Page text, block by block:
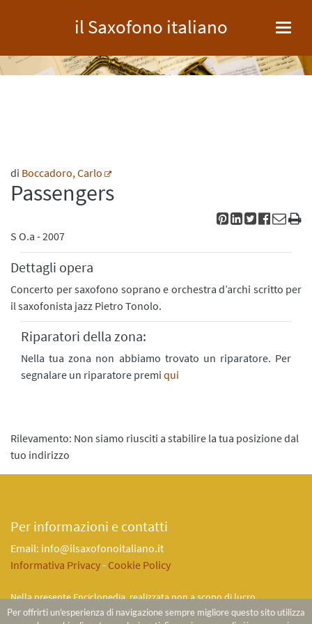
Per offrirti un'esperienza di navigazione sempre migliore questo sito utilizza
il Saxofono italiano
di Boccadoro, Carlo
Passengers
S O.a - 2007
Dettagli opera
Concerto per saxofono soprano e orchestra d’archi scritto per
il saxofonista jazz Pietro Tonolo.
Riparatori della zona:
Nella tua zona non abbiamo trovato un riparatore. Per
segnalare un riparatore premi qui
Rilevamento: Non siamo riusciti a stabilire la tua posizione dal
tuo indirizzo
Per informazioni e contatti
Email: info@ilsaxofonoitaliano.it
Informativa Privacy- Cookie Policy
Nella presente Enciclopedia, realizzata non a scopo di lucro,
l'impianto iconografico é stato arricchito con alcune immagini per le